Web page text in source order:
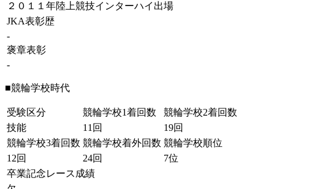
２０１１年陸上競技インターハイ出場
JKA表彰歴
-
褒章表彰
-
■競輪学校時代
受験区分 競輪学校1着回数
競輪学校2着回数
技能
11回
19回
競輪学校3着回数 競輪学校着外回数 競輪学校順位
12回
24回
7位
卒業記念レース成績